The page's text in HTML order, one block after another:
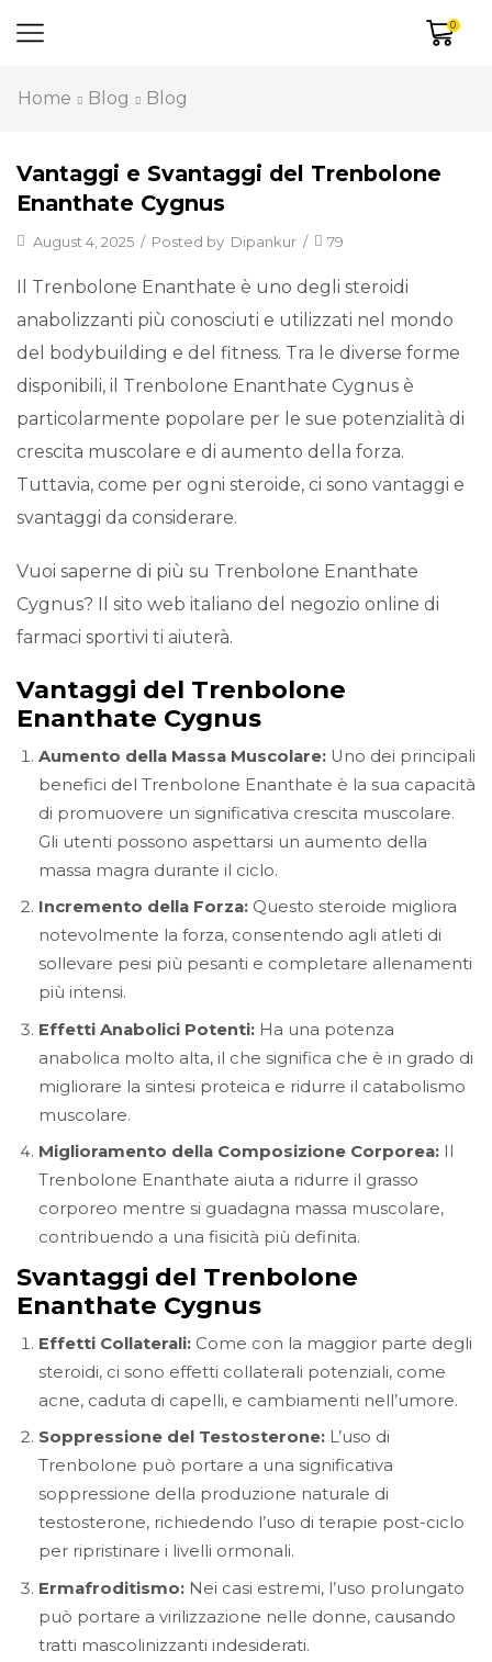
0
Home Blog Blog
Vantaggi e Svantaggi del Trenbolone
Enanthate Cygnus
August 4, 2025 / Posted by Dipankur / 79
Il Trenbolone Enanthate è uno degli steroidi
anabolizzanti più conosciuti e utilizzati nel mondo
del bodybuilding e del fitness. Tra le diverse forme
disponibili, il Trenbolone Enanthate Cygnus è
particolarmente popolare per le sue potenzialità di
crescita muscolare e di aumento della forza.
Tuttavia, come per ogni steroide, ci sono vantaggi e
svantaggi da considerare.
Vuoi saperne di più su Trenbolone Enanthate
Cygnus? Il sito web italiano del negozio online di
farmaci sportivi ti aiuterà.
Vantaggi del Trenbolone
Enanthate Cygnus
Aumento della Massa Muscolare: Uno dei principali
benefici del Trenbolone Enanthate è la sua capacità
di promuovere un significativa crescita muscolare.
Gli utenti possono aspettarsi un aumento della
massa magra durante il ciclo.
Incremento della Forza: Questo steroide migliora
notevolmente la forza, consentendo agli atleti di
sollevare pesi più pesanti e completare allenamenti
più intensi.
Effetti Anabolici Potenti: Ha una potenza
anabolica molto alta, il che significa che è in grado di
migliorare la sintesi proteica e ridurre il catabolismo
muscolare.
Miglioramento della Composizione Corporea: Il
Trenbolone Enanthate aiuta a ridurre il grasso
corporeo mentre si guadagna massa muscolare,
contribuendo a una fisicità più definita.
Svantaggi del Trenbolone
Enanthate Cygnus
Effetti Collaterali: Come con la maggior parte degli
steroidi, ci sono effetti collaterali potenziali, come
acne, caduta di capelli, e cambiamenti nell’umore.
Soppressione del Testosterone: L’uso di
Trenbolone può portare a una significativa
soppressione della produzione naturale di
testosterone, richiedendo l’uso di terapie post-ciclo
per ripristinare i livelli ormonali.
Ermafroditismo: Nei casi estremi, l’uso prolungato
può portare a virilizzazione nelle donne, causando
tratti mascolinizzanti indesiderati.